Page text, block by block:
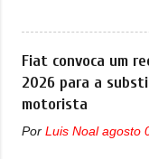
de
que
Fiat convoca um
2026 para a
motorista
Por Luis Noal agosto